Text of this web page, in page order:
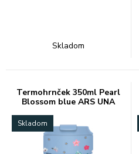
Skladom
Termohrnček 350ml Pearl
Blossom blue ARS UNA
Skladom